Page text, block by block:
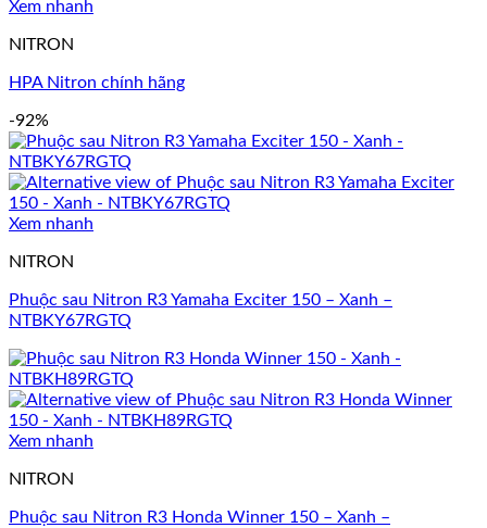
Xem nhanh
NITRON
HPA Nitron chính hãng
-92%
Xem nhanh
NITRON
Phuộc sau Nitron R3 Yamaha Exciter 150 – Xanh –
NTBKY67RGTQ
Xem nhanh
NITRON
Phuộc sau Nitron R3 Honda Winner 150 – Xanh –